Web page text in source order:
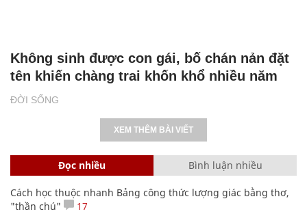
ĐỜI SỐNG
Không sinh được con gái, bố chán nản đặt
tên khiến chàng trai khốn khổ nhiều năm
XEM THÊM BÀI VIẾT
Đọc nhiều Bình luận nhiều
Cách học thuộc nhanh Bảng công thức lượng giác bằng thơ,
"thần chú"
17